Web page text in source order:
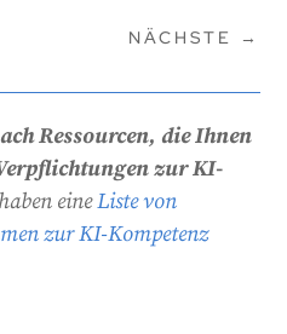
NÄCHSTE →
Ressourcen, die Ihnen
zur KI-
eineListe von
zur KI-Kompetenz